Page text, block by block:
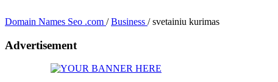
Domain Names Seo .com / Business / svetainiu kurimas
Advertisement